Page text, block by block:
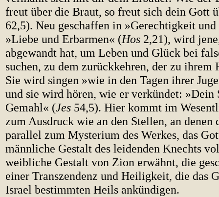
freut über die Braut, so freut sich dein Gott
62,5). Neu geschaffen in »Gerechtigkeit
»Liebe und Erbarmen« (Hos 2,21), wird
abgewandt hat, um Leben und Glück bei
suchen, zu dem zurückkehren, der zu ihrem
Sie wird singen »wie in den Tagen ihrer
und sie wird hören, wie er verkündet: »Dein
Gemahl« (Jes 54,5). Hier kommt im
zum Ausdruck wie an den Stellen, an denen
parallel zum Mysterium des Werkes, das
männliche Gestalt des leidenden Knechts
weibliche Gestalt von Zion erwähnt, die
einer Transzendenz und Heiligkeit, die das
Israel bestimmten Heils ankündigen.